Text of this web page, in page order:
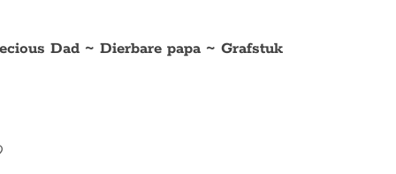
Dad ~ Dierbare papa ~ Grafstuk